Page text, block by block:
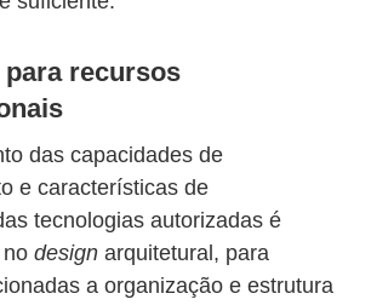
recursos
das capacidades de
e características de
tecnologias autorizadas é
design arquitetural, para
a organização e estrutura